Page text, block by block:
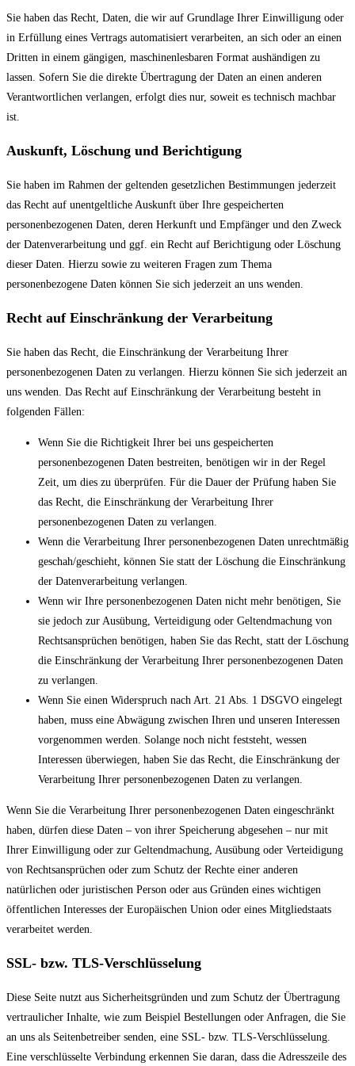
Sie haben das Recht, Daten, die wir auf Grundlage Ihrer Einwilligung oder
in Erfüllung eines Vertrags automatisiert verarbeiten, an sich oder an einen
Dritten in einem gängigen, maschinenlesbaren Format aushändigen zu
lassen. Sofern Sie die direkte Übertragung der Daten an einen anderen
Verantwortlichen verlangen, erfolgt dies nur, soweit es technisch machbar
ist.
Auskunft, Löschung und Berichtigung
Sie haben im Rahmen der geltenden gesetzlichen Bestimmungen jederzeit
das Recht auf unentgeltliche Auskunft über Ihre gespeicherten
personenbezogenen Daten, deren Herkunft und Empfänger und den Zweck
der Datenverarbeitung und ggf. ein Recht auf Berichtigung oder Löschung
dieser Daten. Hierzu sowie zu weiteren Fragen zum Thema
personenbezogene Daten können Sie sich jederzeit an uns wenden.
Recht auf Einschränkung der Verarbeitung
Sie haben das Recht, die Einschränkung der Verarbeitung Ihrer
personenbezogenen Daten zu verlangen. Hierzu können Sie sich jederzeit an
uns wenden. Das Recht auf Einschränkung der Verarbeitung besteht in
folgenden Fällen:
Wenn Sie die Richtigkeit Ihrer bei uns gespeicherten
personenbezogenen Daten bestreiten, benötigen wir in der Regel
Zeit, um dies zu überprüfen. Für die Dauer der Prüfung haben Sie
das Recht, die Einschränkung der Verarbeitung Ihrer
personenbezogenen Daten zu verlangen.
Wenn die Verarbeitung Ihrer personenbezogenen Daten unrechtmäßig
geschah/geschieht, können Sie statt der Löschung die Einschränkung
der Datenverarbeitung verlangen.
Wenn wir Ihre personenbezogenen Daten nicht mehr benötigen, Sie
sie jedoch zur Ausübung, Verteidigung oder Geltendmachung von
Rechtsansprüchen benötigen, haben Sie das Recht, statt der Löschung
die Einschränkung der Verarbeitung Ihrer personenbezogenen Daten
zu verlangen.
Wenn Sie einen Widerspruch nach Art. 21 Abs. 1 DSGVO eingelegt
haben, muss eine Abwägung zwischen Ihren und unseren Interessen
vorgenommen werden. Solange noch nicht feststeht, wessen
Interessen überwiegen, haben Sie das Recht, die Einschränkung der
Verarbeitung Ihrer personenbezogenen Daten zu verlangen.
Wenn Sie die Verarbeitung Ihrer personenbezogenen Daten eingeschränkt
haben, dürfen diese Daten – von ihrer Speicherung abgesehen – nur mit
Ihrer Einwilligung oder zur Geltendmachung, Ausübung oder Verteidigung
von Rechtsansprüchen oder zum Schutz der Rechte einer anderen
natürlichen oder juristischen Person oder aus Gründen eines wichtigen
öffentlichen Interesses der Europäischen Union oder eines Mitgliedstaats
verarbeitet werden.
SSL- bzw. TLS-Verschlüsselung
Diese Seite nutzt aus Sicherheitsgründen und zum Schutz der Übertragung
vertraulicher Inhalte, wie zum Beispiel Bestellungen oder Anfragen, die Sie
an uns als Seitenbetreiber senden, eine SSL- bzw. TLS-Verschlüsselung.
Eine verschlüsselte Verbindung erkennen Sie daran, dass die Adresszeile des